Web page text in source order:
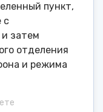
пункт,
с
затем
отделения
и режима